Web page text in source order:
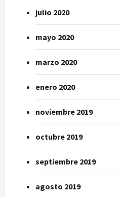
julio 2020
mayo 2020
marzo 2020
enero 2020
noviembre 2019
octubre 2019
septiembre 2019
agosto 2019